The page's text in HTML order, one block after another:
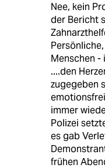
Nee, kein
der Bericht
Menschen -
....den
zugegeben
immer
Polizei
es gab
frühen